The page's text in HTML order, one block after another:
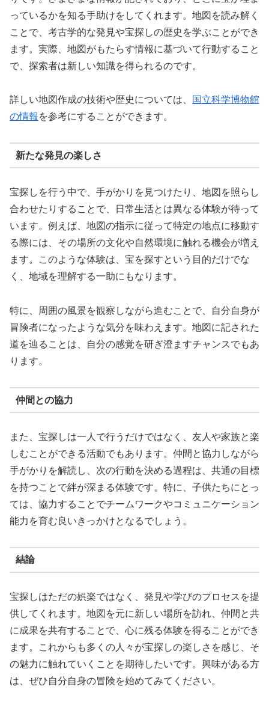
っているかを知る手助けをしてくれます。地図を読み解く
ことで、考古学的な発見や宝探しの歴史を学ぶことができ
ます。実際、地図がもたらす情報に基づいて行動すること
で、探索者は新しい知識を得られるのです。
詳しい地図作成の技術や歴史については、
国立科学博物館
の情報 を参考にすることができます。
新たな発見の楽しさ
宝探しを行う中で、手がかりを見つけたり、地図を照らし
合わせたりすることで、日常生活とは異なる体験が待って
います。例えば、地図の指示に従って特定の地点に移動す
る際には、その場所の文化や自然環境に触れる機会が増え
ます。このような体験は、宝を探すという目的だけでな
く、地域を理解する一助にもなります。
特に、周囲の風景を観察しながら進むことで、自分自身が
冒険者になったような気分を味わえます。地図に記された
道を辿ることは、自分の感覚を研ぎ澄ますチャンスでもあ
ります。
仲間との協力
また、宝探しは一人で行うだけではなく、友人や家族と楽
しむことができる活動でもあります。仲間と協力しながら
手がかりを解読し、次の行動を決める過程は、共通の目標
を持つことで絆が深まる体験です。特に、子供たちにとっ
ては、協力することでチームワークやコミュニケーション
能力を育む良いきっかけとなるでしょう。
結論
宝探しはただの娯楽ではなく、発見や学びのプロセスを提
供してくれます。地図を元に新しい場所を訪れ、仲間と共
に成果を共有することで、心に残る体験を得ることができ
ます。これからも多くの人々が宝探しの楽しさを感じ、そ
の魅力に触れていくことを期待したいです。興味がある方
は、ぜひ自分自身の冒険を始めてみてください。